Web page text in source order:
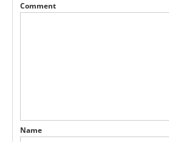
Comment
Name